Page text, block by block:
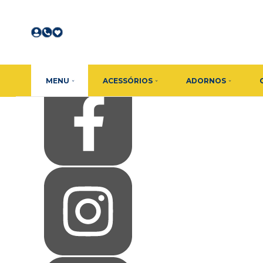
Quem Somos
Favoritos
MENU ACESSÓRIOS ADORNOS